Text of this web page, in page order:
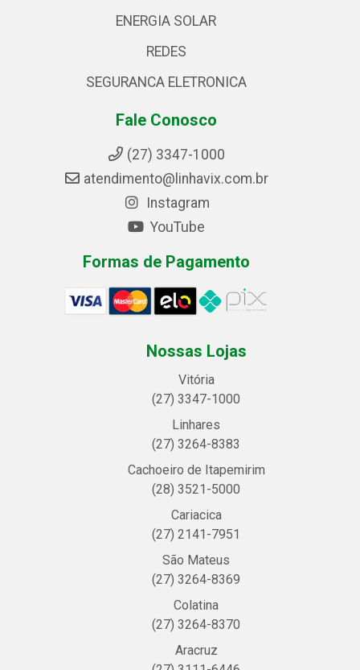
ENERGIA SOLAR
REDES
SEGURANCA ELETRONICA
Fale Conosco
(27) 3347-1000
atendimento@linhavix.com.br
Instagram
YouTube
Formas de Pagamento
Nossas Lojas
Vitória
(27) 3347-1000
Linhares
(27) 3264-8383
Cachoeiro de Itapemirim
(28) 3521-5000
Cariacica
(27) 2141-7951
São Mateus
(27) 3264-8369
Colatina
(27) 3264-8370
Aracruz